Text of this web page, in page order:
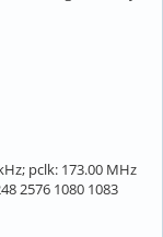
pclk: 173.00 MHz
2576 1080 1083